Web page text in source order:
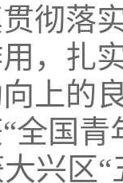
彻落
，扎
上的
全国
兴区